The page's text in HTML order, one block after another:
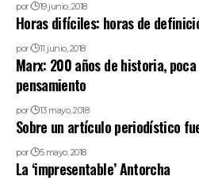
por 19 junio, 2018
Horas difíciles: horas de
por 11 junio, 2018
Marx: 200 años de historia,
pensamiento
por 13 mayo, 2018
Sobre un artículo periodístico
por 5 mayo, 2018
La ‘impresentable’ Antorcha